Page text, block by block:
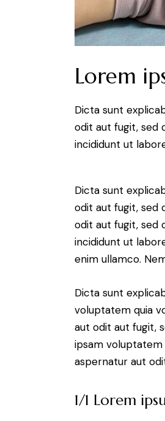
Lorem
Dicta sunt
odit aut fugit, sed
incididunt ut
Dicta sunt
odit aut fugit, sed
odit aut fugit, sed
incididunt ut
enim ullamco.
Dicta sunt
voluptatem quia
aut odit aut fugit,
ipsam voluptatem
aspernatur aut
1/1 Lorem